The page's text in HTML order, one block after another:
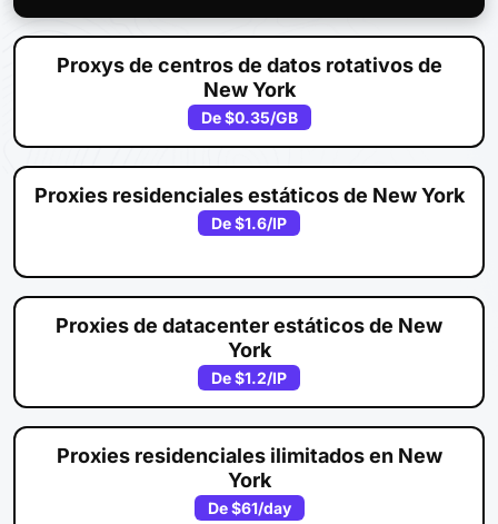
Proxys de centros de datos rotativos de
New York
De$0.35/GB
Proxies residenciales estáticos de New York
De$1.6/IP
Proxies de datacenter estáticos de New
York
De$1.2/IP
Proxies residenciales ilimitados en New
York
De$61/day